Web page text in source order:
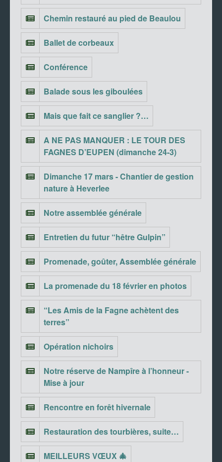
Chemin restauré au pied de Beaulou
Ballet de corbeaux
Conférence
Balade sous les giboulées
Mais que fait ce sanglier ?…
A NE PAS MANQUER : LE TOUR DES
FAGNES D’EUPEN (dimanche 24-3)
Dimanche 17 mars - Chantier de gestion
nature à Heverlee
Notre assemblée générale
Entretien du futur “hêtre Gulpin”
Promenade, goûter, Assemblée générale
La promenade du 18 février en photos
“Les Amis de la Fagne achètent des
terres”
Opération nichoirs
Notre réserve de Nampîre à l’honneur -
Mise à jour
Rencontre en forêt hivernale
Restauration des tourbières, suite…
MEILLEURS VŒUX 🎄